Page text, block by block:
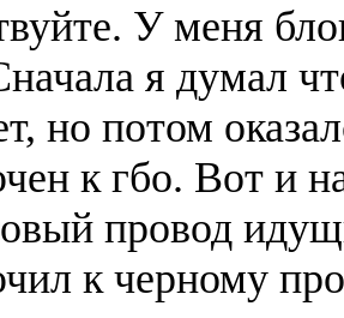
У меня
я думал
но потом
к гбо. Вот и
провод
к черному